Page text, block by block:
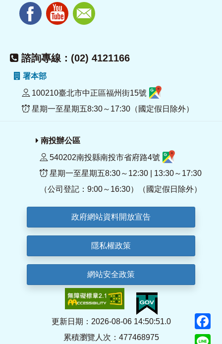
諮詢專線：(02) 4121166
署本部
100210臺北市中正區福州街15號
星期一至星期五8:30～17:30（國定假日除外）
南投辦公區
540202南投縣南投市省府路4號
星期一至星期五8:30～12:30 | 13:30～17:30
（公司登記：9:00～16:30）（國定假日除外）
政府網站資料開放宣告
隱私權政策
網站安全政策
更新日期：2026-08-06 14:50:51.0
累積瀏覽人次：477468975